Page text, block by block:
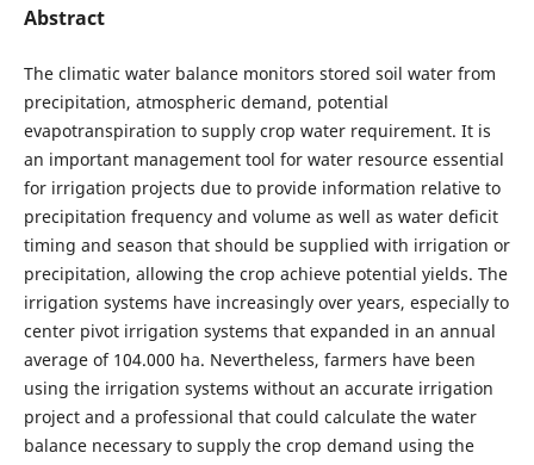
Abstract
The climatic water balance monitors stored soil water from
precipitation, atmospheric demand, potential
evapotranspiration to supply crop water requirement. It is
an important management tool for water resource essential
for irrigation projects due to provide information relative to
precipitation frequency and volume as well as water deficit
timing and season that should be supplied with irrigation or
precipitation, allowing the crop achieve potential yields. The
irrigation systems have increasingly over years, especially to
center pivot irrigation systems that expanded in an annual
average of 104.000 ha. Nevertheless, farmers have been
using the irrigation systems without an accurate irrigation
project and a professional that could calculate the water
balance necessary to supply the crop demand using the